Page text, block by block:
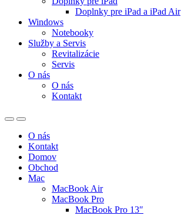
Doplnky pre iPad a iPad Air
Windows
Notebooky
Služby a Servis
Revitalizácie
Servis
O nás
O nás
Kontakt
O nás
Kontakt
Domov
Obchod
Mac
MacBook Air
MacBook Pro
MacBook Pro 13″